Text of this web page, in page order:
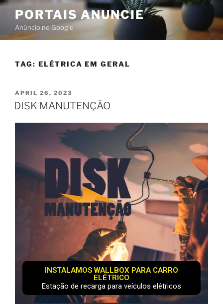
PORTAIS ANUNCIE
Anúncio no Google
TAG: ELÉTRICA EM GERAL
APRIL 26, 2023
DISK MANUTENÇÃO
INSTALAMOS WALLBOX PARA CARRO
ELÉTRICO
Estação de recarga para veículos elétricos